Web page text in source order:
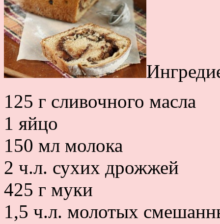
125 г сливочного масла
1 яйцо
150 мл молока
2 ч.л. сухих дрожжей
425 г муки
1,5 ч.л. молотых